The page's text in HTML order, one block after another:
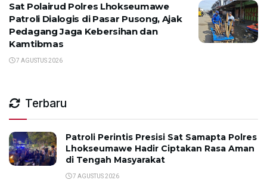
Sat Polairud Polres Lhokseumawe
Patroli Dialogis di Pasar Pusong, Ajak
Pedagang Jaga Kebersihan dan
Kamtibmas
7 AGUSTUS 2026
Terbaru
Patroli Perintis Presisi Sat Samapta Polres
Lhokseumawe Hadir Ciptakan Rasa Aman
di Tengah Masyarakat
7 AGUSTUS 2026